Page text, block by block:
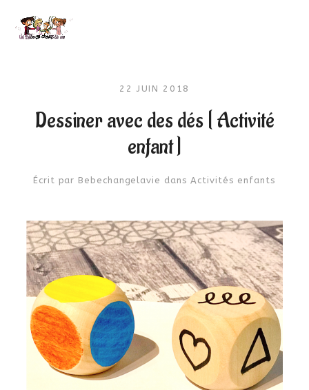
22 JUIN 2018
Dessiner avec des dés [ Activité
enfant ]
Écrit par Bebechangelavie dansActivités enfants